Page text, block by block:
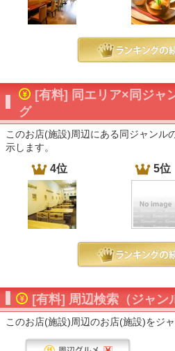
[有料] 同エリア×同ジャ
グ
このお店(施設)周辺にある同ジャンル
示します。
4位 5位
[有料] 周辺検索（ジャン
このお店(施設)周辺のお店(施設)をジャ